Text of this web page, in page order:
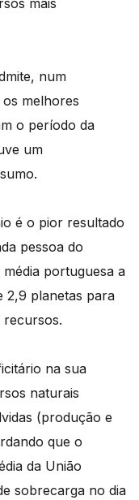
mais
num
melhores
o período da
um
é o pior resultado
pessoa do
portuguesa a
2,9 planetas para
recursos.
na sua
naturais
(produção e
que o
da União
sobrecarga no dia